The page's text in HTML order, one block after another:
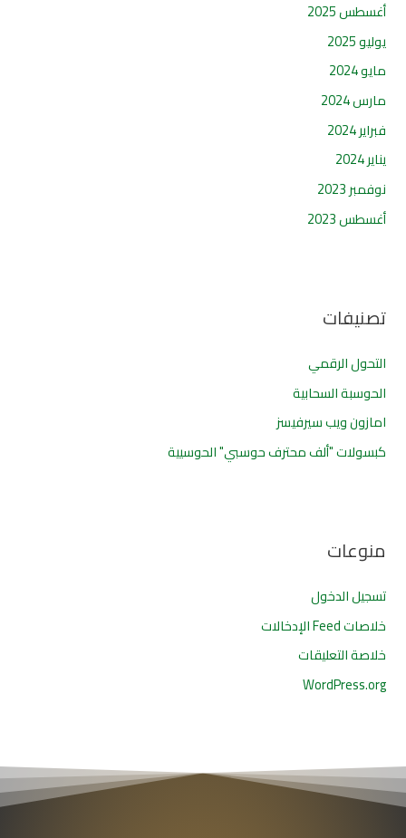
أغسطس 2025
يوليو 2025
مايو 2024
مارس 2024
فبراير 2024
يناير 2024
نوفمبر 2023
أغسطس 2023
تصنيفات
التحول الرقمي
الحوسبة السحابية
امازون ويب سيرفيسز
كبسولات "ألف محترف حوسبي" الحوسيية
منوعات
تسجيل الدخول
خلاصات Feed الإدخالات
خلاصة التعليقات
WordPress.org